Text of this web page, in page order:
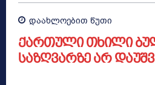
დაახლოებით წუთი
ქართული თხილი
საზღვარზე არ